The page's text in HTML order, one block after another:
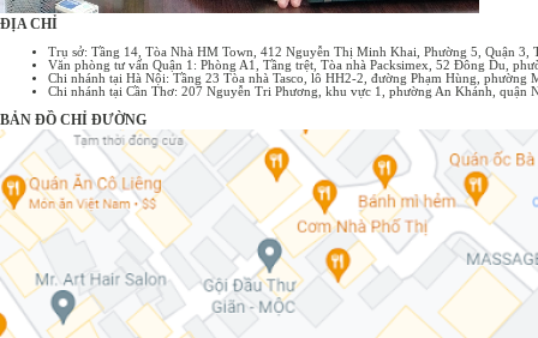
ĐỊA CHỈ
Trụ sở: Tầng 14, Tòa Nhà HM Town, 412 Nguyễn Thị Minh Khai, Phường 5, Quận 3,
Văn phòng tư vấn Quận 1: Phòng A1, Tầng trệt, Tòa nhà Packsimex, 52 Đông Du,
Chi nhánh tại Hà Nội: Tầng 23 Tòa nhà Tasco, lô HH2-2, đường Phạm Hùng,
Chi nhánh tại Cần Thơ: 207 Nguyễn Tri Phương, khu vực 1, phường An Khánh, quận
BẢN ĐỒ CHỈ ĐƯỜNG